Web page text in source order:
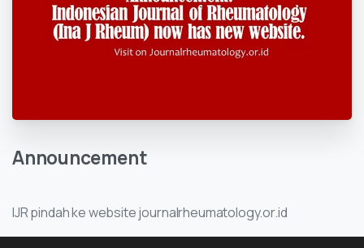
Announcement
IJR pindah ke website journalrheumatology.or.id